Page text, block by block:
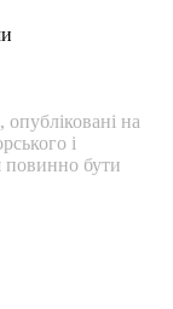
опубліковані на
і
повинно бути